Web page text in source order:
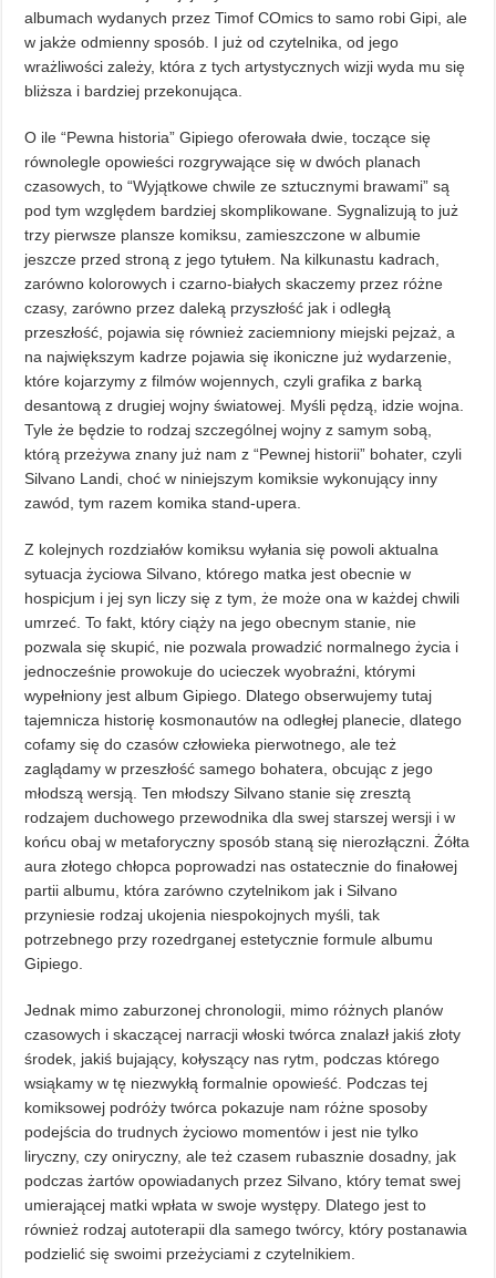
albumach wydanych przez Timof COmics to samo robi Gipi, ale
w jakże odmienny sposób. I już od czytelnika, od jego
wrażliwości zależy, która z tych artystycznych wizji wyda mu się
bliższa i bardziej przekonująca.
O ile “Pewna historia” Gipiego oferowała dwie, toczące się
równolegle opowieści rozgrywające się w dwóch planach
czasowych, to “Wyjątkowe chwile ze sztucznymi brawami” są
pod tym względem bardziej skomplikowane. Sygnalizują to już
trzy pierwsze plansze komiksu, zamieszczone w albumie
jeszcze przed stroną z jego tytułem. Na kilkunastu kadrach,
zarówno kolorowych i czarno-białych skaczemy przez różne
czasy, zarówno przez daleką przyszłość jak i odległą
przeszłość, pojawia się również zaciemniony miejski pejzaż, a
na największym kadrze pojawia się ikoniczne już wydarzenie,
które kojarzymy z filmów wojennych, czyli grafika z barką
desantową z drugiej wojny światowej. Myśli pędzą, idzie wojna.
Tyle że będzie to rodzaj szczególnej wojny z samym sobą,
którą przeżywa znany już nam z “Pewnej historii” bohater, czyli
Silvano Landi, choć w niniejszym komiksie wykonujący inny
zawód, tym razem komika stand-upera.
Z kolejnych rozdziałów komiksu wyłania się powoli aktualna
sytuacja życiowa Silvano, którego matka jest obecnie w
hospicjum i jej syn liczy się z tym, że może ona w każdej chwili
umrzeć. To fakt, który ciąży na jego obecnym stanie, nie
pozwala się skupić, nie pozwala prowadzić normalnego życia i
jednocześnie prowokuje do ucieczek wyobraźni, którymi
wypełniony jest album Gipiego. Dlatego obserwujemy tutaj
tajemnicza historię kosmonautów na odległej planecie, dlatego
cofamy się do czasów człowieka pierwotnego, ale też
zaglądamy w przeszłość samego bohatera, obcując z jego
młodszą wersją. Ten młodszy Silvano stanie się zresztą
rodzajem duchowego przewodnika dla swej starszej wersji i w
końcu obaj w metaforyczny sposób staną się nierozłączni. Żółta
aura złotego chłopca poprowadzi nas ostatecznie do finałowej
partii albumu, która zarówno czytelnikom jak i Silvano
przyniesie rodzaj ukojenia niespokojnych myśli, tak
potrzebnego przy rozedrganej estetycznie formule albumu
Gipiego.
Jednak mimo zaburzonej chronologii, mimo różnych planów
czasowych i skaczącej narracji włoski twórca znalazł jakiś złoty
środek, jakiś bujający, kołyszący nas rytm, podczas którego
wsiąkamy w tę niezwykłą formalnie opowieść. Podczas tej
komiksowej podróży twórca pokazuje nam różne sposoby
podejścia do trudnych życiowo momentów i jest nie tylko
liryczny, czy oniryczny, ale też czasem rubasznie dosadny, jak
podczas żartów opowiadanych przez Silvano, który temat swej
umierającej matki wpłata w swoje występy. Dlatego jest to
również rodzaj autoterapii dla samego twórcy, który postanawia
podzielić się swoimi przeżyciami z czytelnikiem.